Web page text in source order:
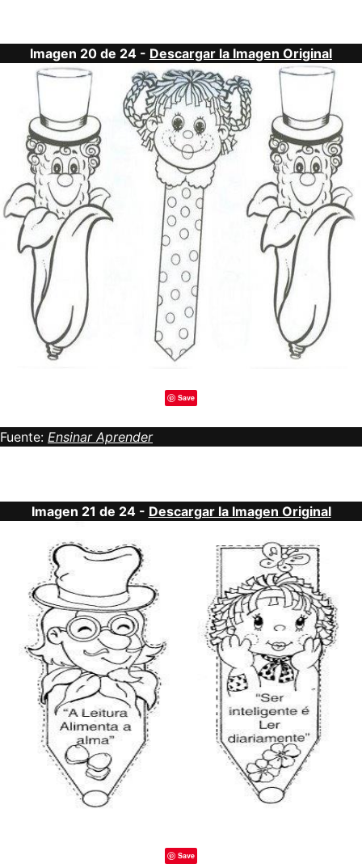
Imagen 20 de 24 - Descargar la Imagen Original
Save
Fuente: Ensinar Aprender
Imagen 21 de 24 - Descargar la Imagen Original
Save